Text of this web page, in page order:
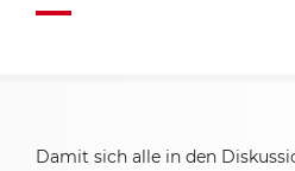
Damit sich alle in den